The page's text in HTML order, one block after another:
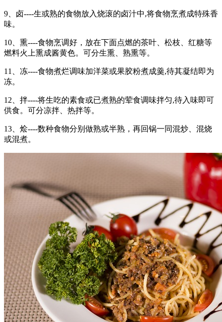
9、卤----生或熟的食物放入烧滚的卤汁中,将食物烹煮成特殊香
味。
10、熏----食物烹调好，放在下面点燃的茶叶、松枝、红糖等
燃料火上熏成酱黄色。可分生熏、熟熏等。
11、冻----食物煮烂调味加洋菜或果胶粉煮成羹,待其凝结即为
冻。
12、拌----将生吃的素食或已煮熟的荤食调味拌匀,待入味即可
供食。可分凉拌、热拌等。
13、烩----数种食物分别做熟或半熟，再回锅一同混炒、混烧
或混煮。